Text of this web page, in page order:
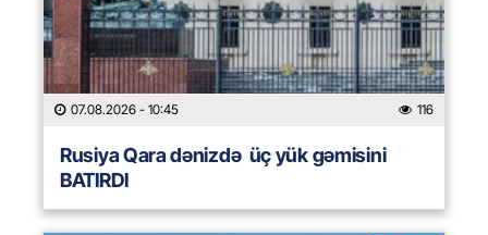
07.08.2026 - 10:45 116
Rusiya Qara dənizdə üç yük gəmisini
BATIRDI